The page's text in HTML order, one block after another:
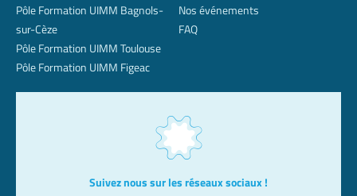
Pôle Formation UIMM Bagnols-
sur-Cèze
Pôle Formation UIMM Toulouse
Pôle Formation UIMM Figeac
Nos événements
FAQ
Suivez nous sur les réseaux sociaux !